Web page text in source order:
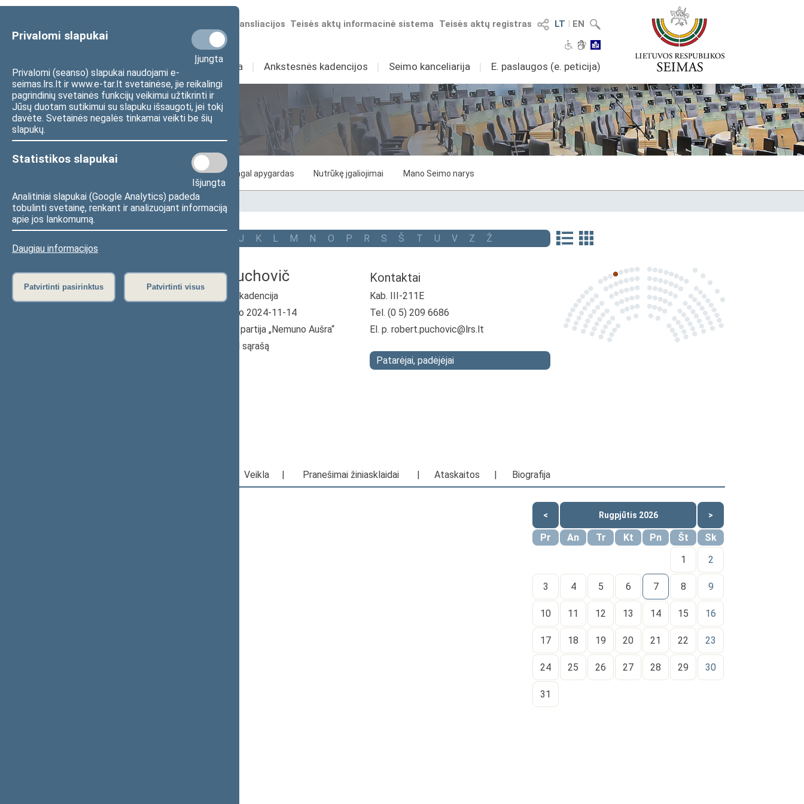
Privalomi slapukai
Įjungta
Privalomi (seanso) slapukai naudojami e-
seimas.lrs.lt ir www.e-tar.lt svetainėse, jie reikalingi
pagrindinių svetainės funkcijų veikimui užtikrinti ir
Jūsų duotam sutikimui su slapuku išsaugoti, jei tokį
davėte. Svetainės negalės tinkamai veikti be šių
slapukų.
Statistikos slapukai
Išjungta
Analitiniai slapukai (Google Analytics) padeda
tobulinti svetainę, renkant ir analizuojant informaciją
apie jos lankomumą.
Daugiau informacijos
Patvirtinti pasirinktus Patvirtinti visus
LT I EN
Teisės aktų registras
Teisės aktų informacinė sistema
Numatomos transliacijos
Sudėtis Veikla I Ankstesnės kadencijos I Seimo kanceliarija I E. paslaugos (e. peticija)
Seimo nariai
Pagal frakcijas Pagal apygardas Nutrūkę įgaliojimai Mano Seimo narys
Pradžia>Seimo nariai
J K L M N O P R S Š T U V Z Ž
Robert Puchovič
2024–2028 m. kadencija
Seimo narys nuo 2024-11-14
Iškėlė: Politinė partija „Nemuno Aušra“
Išrinktas: Pagal sąrašą
Kontaktai
Kab. III-211E
Tel. (0 5) 209 6686
El. p. robert.puchovic@lrs.lt
Patarėjai, padėjėjai
Veikla Pranešimai žiniasklaidai Ataskaitos Biografija
< Rugpjūtis 2026 >
Pr An Tr Kt Pn Št
Sk
1
2
3 4 5 6 7 8 9
10 11 12 13 14 15 16
17 18 19 20 21 22 23
24 25 26 27 28 29 30
31